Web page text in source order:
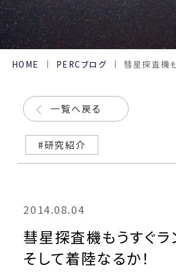
HOME PERCブログ 彗星探査機
一覧へ戻る
#研究紹介
2014.08.04
彗星探査機もうすぐラ
そして着陸なるか！